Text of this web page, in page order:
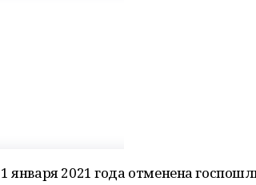
января 2021 года отменена